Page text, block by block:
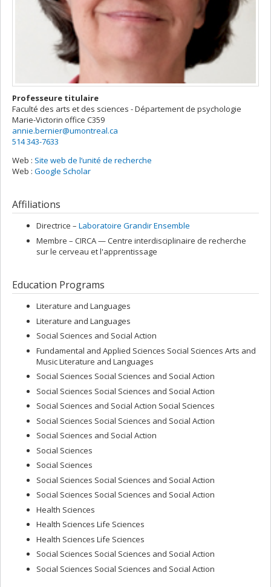
Professeure titulaire
Faculté des arts et des sciences - Département de psychologie
Marie-Victorin office C359
annie.bernier@umontreal.ca
514 343-7633
Web : Site web de l’unité de recherche
Web : Google Scholar
Affiliations
Directrice – Laboratoire Grandir Ensemble
Membre – CIRCA — Centre interdisciplinaire de recherche
sur le cerveau et l'apprentissage
Education Programs
Literature and Languages
Literature and Languages
Social Sciences and Social Action
Fundamental and Applied Sciences Social Sciences Arts and
Music Literature and Languages
Social Sciences Social Sciences and Social Action
Social Sciences Social Sciences and Social Action
Social Sciences and Social Action Social Sciences
Social Sciences Social Sciences and Social Action
Social Sciences and Social Action
Social Sciences
Social Sciences
Social Sciences Social Sciences and Social Action
Social Sciences Social Sciences and Social Action
Health Sciences
Health Sciences Life Sciences
Health Sciences Life Sciences
Social Sciences Social Sciences and Social Action
Social Sciences Social Sciences and Social Action